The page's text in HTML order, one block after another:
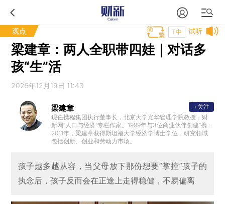
观点 试听
T中
梁建章：两人全职带四娃｜对话多
孩“生”活
2025年12月19日 11:43
梁建章
现任携程集团执行董事长，北京大学光华管理学院教授，财
新网“人口与经济”专栏作家。1999年与3位商业伙伴创建“携程
旅行网”，在2000年至2006年期间任CEO，并从2003年起兼
任董事会主席。
2011年，梁建章获得斯坦福大学经济学博士学位，研究领域
包括创新、创业和劳动力市场。
+关注
孩子越多越从容，当父母放下那份想要“掌控”孩子的
执念后，孩子反而会在正途上走得稳健，不易偏离